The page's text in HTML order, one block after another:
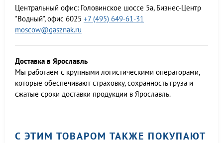
Центральный офис: Головинское шоссе 5а, Бизнес-Центр
"Водный", офис 6025 +7 (495) 649-61-31
moscow@gasznak.ru
Доставка в Ярославль
Мы работаем c крупными логистическими операторами,
которые обеспечивают страховку, сохранность груза и
сжатые сроки доставки продукции в Ярославль.
С ЭТИМ ТОВАРОМ ТАКЖЕ ПОКУПАЮТ